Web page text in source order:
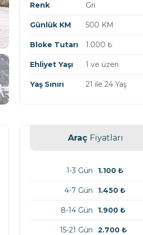
Renk Gri
Günlük KM 500 KM
Bloke Tutarı 1.000 ₺
Ehliyet Yaşı 1 ve üzeri
Yaş Sınırı 21 ile 24 Yaş
Araç Fiyatları
1-3 Gün 1.100 ₺
4-7 Gün 1.450 ₺
8-14 Gün 1.900 ₺
15-21 Gün 2.700 ₺